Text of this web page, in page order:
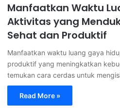
Manfaatkan Waktu
Aktivitas yang
Sehat dan Produktif
Manfaatkan waktu luang gaya
produktif yang meningkatkan
temukan cara cerdas untuk
Read More »